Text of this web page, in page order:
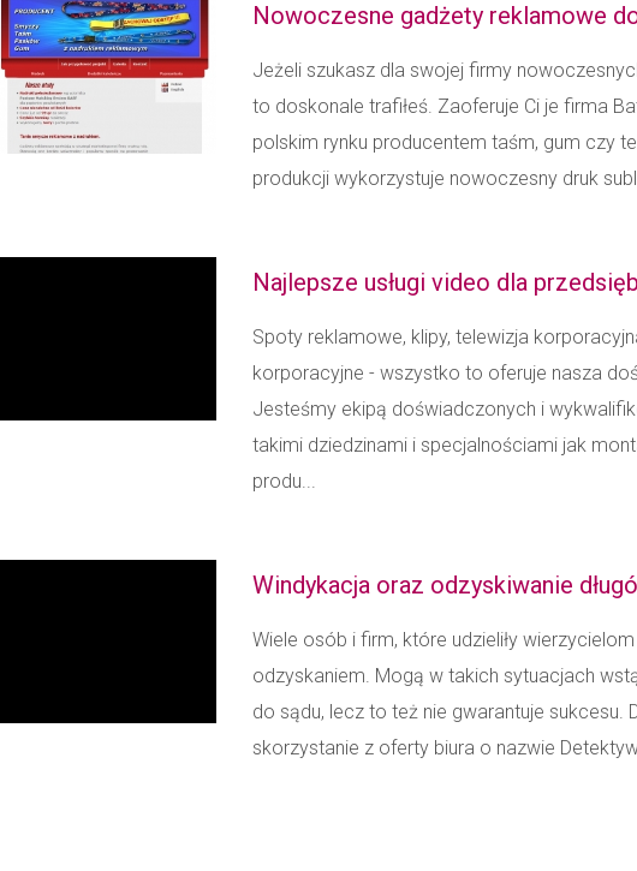
Nowoczesne gadżety reklamowe
Jeżeli szukasz dla swojej firmy
to doskonale trafiłeś. Zaoferuje Ci je firma
polskim rynku producentem taśm, gum czy
produkcji wykorzystuje nowoczesny druk
Najlepsze usługi video dla
Spoty reklamowe, klipy, telewizja
korporacyjne - wszystko to oferuje nasza
Jesteśmy ekipą doświadczonych i
takimi dziedzinami i specjalnościami jak
produ...
Windykacja oraz odzyskiwanie
Wiele osób i firm, które udzieliły
odzyskaniem. Mogą w takich sytuacjach
do sądu, lecz to też nie gwarantuje
skorzystanie z oferty biura o nazwie